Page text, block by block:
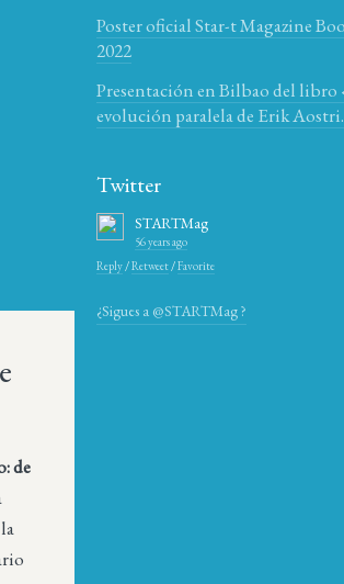
de
Poster oficial Star-t Magazine
2022
Presentación en Bilbao del libro
evolución paralela de Erik Aostri.
Twitter
STARTMag
56 years ago
Reply/Retweet/Favorite
¿Sigues a @STARTMag ?